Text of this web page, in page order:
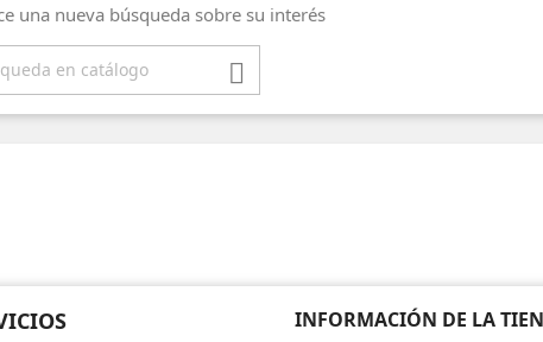
una nueva búsqueda sobre su interés

INFORMACIÓN DE LA